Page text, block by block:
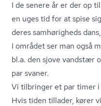
I de senere år er der op
en uges tid for at spise
deres samhørigheds
I området ser man også
bl.a. den sjove vandstær
par svaner.
Vi tilbringer et par timer i
Hvis tiden tillader, kører